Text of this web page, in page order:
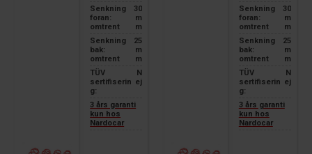
Senkning
foran:
omtrent
30
m
m
Senkning
bak:
omtrent
25
m
m
TÜV
sertifiserin
g:
N
ej
3 års garanti
kun hos
Nardocar
Senkning
foran:
omtrent
30
m
m
Senkning
bak:
omtrent
25
m
m
TÜV
sertifiserin
g:
N
ej
3 års garanti
kun hos
Nardocar